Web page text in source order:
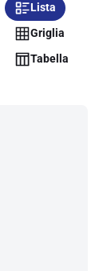
Lista
Griglia
Tabella